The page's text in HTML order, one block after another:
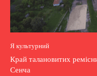
Я культурний
Край талановитих
Сенча